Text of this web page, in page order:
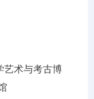
艺术与考古博